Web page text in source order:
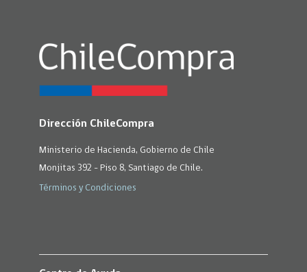
Dirección ChileCompra
Ministerio de Hacienda, Gobierno de Chile
Monjitas 392 - Piso 8, Santiago de Chile.
Términos y Condiciones